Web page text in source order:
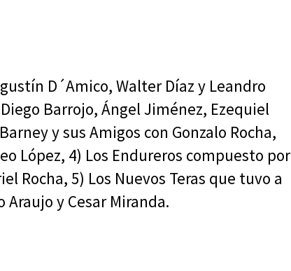
D´Amico, Walter Díaz y Leandro
Barrojo, Ángel Jiménez, Ezequiel
y sus Amigos con Gonzalo Rocha,
López, 4) Los Endureros compuesto por
Rocha, 5) Los Nuevos Teras que tuvo a
Araujo y Cesar Miranda.